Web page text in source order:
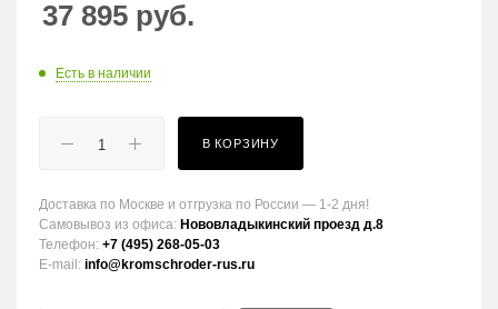
37 895 руб.
Есть в наличии
В КОРЗИНУ
Доставка по Москве и отгрузка по России — 1-2 дня!
Самовывоз из офиса: Нововладыкинский проезд д.8
Телефон: +7 (495) 268-05-03
E-mail: info@kromschroder-rus.ru